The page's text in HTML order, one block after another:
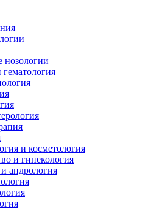
и косметология
и гинекология
андрология